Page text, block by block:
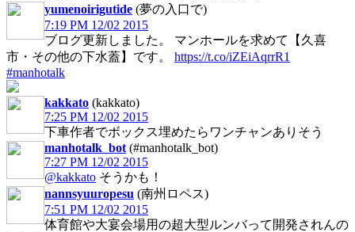
yumenoirigutide (夢の入口で)
7:19 PM 12/02 2015
ブログ更新しました。 マンホールを求めて【久喜
市・その他の下水蓋】です。 https://t.co/iZEiAqrrR1
#manhotalk
kakkato (kakkato)
7:25 PM 12/02 2015
下車作者でボックス埋めたらワンチャンありそう
manhotalk_bot (#manhotalk_bot)
7:27 PM 12/02 2015
@kakkato そうかも！
nannsyuuropesu (南州ロペス)
7:51 PM 12/02 2015
体育館や大宴会場用の超大型ルンバって開発されんの